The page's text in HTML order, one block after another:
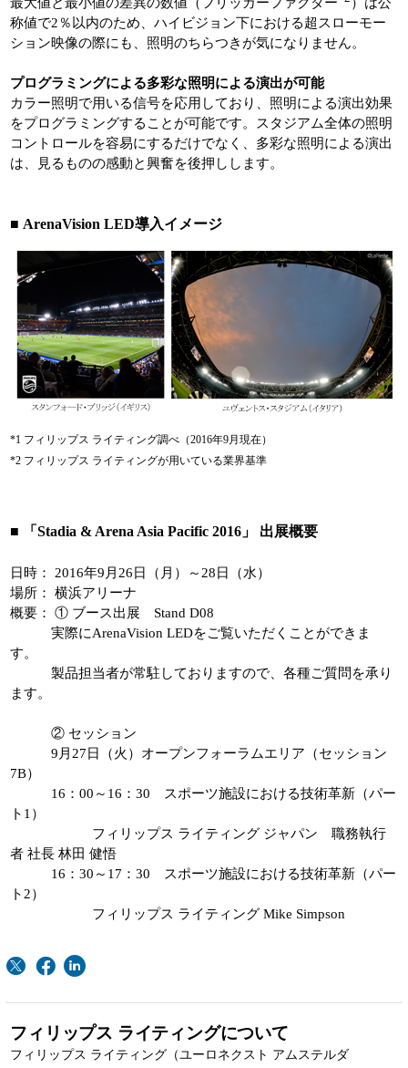
称値で2％以内のため、ハイビジョン下における超スローモー
ション映像の際にも、照明のちらつきが気になりません。
プログラミングによる多彩な照明による演出が可能
カラー照明で用いる信号を応用しており、照明による演出効果
をプログラミングすることが可能です。スタジアム全体の照明
コントロールを容易にするだけでなく、多彩な照明による演出
は、見るものの感動と興奮を後押しします。
■ ArenaVision LED導入イメージ
*1 フィリップス ライティング調べ（2016年9月現在）
*2 フィリップス ライティングが用いている業界基準
■ 「Stadia & Arena Asia Pacific 2016」 出展概要
日時： 2016年9月26日（月）～28日（水）
場所： 横浜アリーナ
概要： ① ブース出展 Stand D08
実際にArenaVision LEDをご覧いただくことができま
す。
製品担当者が常駐しておりますので、各種ご質問を承り
ます。
② セッション
9月27日（火）オープンフォーラムエリア（セッション
7B）
16：00～16：30 スポーツ施設における技術革新（パー
ト1）
フィリップス ライティング ジャパン 職務執行
者 社長 林田 健悟
16：30～17：30 スポーツ施設における技術革新（パー
ト2）
フィリップス ライティング Mike Simpson
フィリップス ライティングについて
フィリップス ライティング（ユーロネクスト アムステルダ